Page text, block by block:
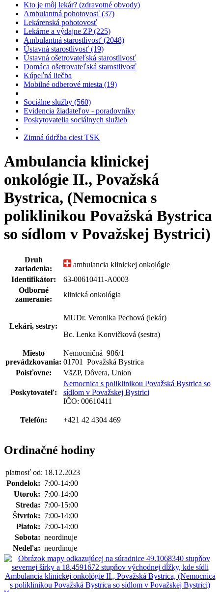
Kto je môj lekár? (zdravotné obvody)
Ambulantná pohotovosť (37)
Lekárenská pohotovosť
Lekárne a výdajne ZP (225)
Ambulantná starostlivosť (2048)
Ústavná starostlivosť (19)
Ústavná ošetrovateľská starostlivosť
Domáca ošetrovateľská starostlivosť
Kúpeľná liečba
Mobilné odberové miesta (19)
Sociálne služby (560)
Evidencia žiadateľov - poradovníky
Poskytovatelia sociálnych služieb
Zimná údržba ciest TSK
Ambulancia klinickej
onkológie II., Považská
Bystrica, (Nemocnica s
poliklinikou Považská Bystrica
so sídlom v Považskej Bystrici)
Druh
zariadenia:
ambulancia klinickej onkológie
Identifikátor:
63-00610411-A0003
Odborné
zameranie:
klinická onkológia
Lekári, sestry:
MUDr. Veronika Pechová (lekár)
Bc. Lenka Konvičková (sestra)
Miesto
prevádzkovania:
Nemocničná 986/1
01701 Považská Bystrica
Poisťovne:
VšZP, Dôvera, Union
Poskytovateľ:
Nemocnica s poliklinikou Považská Bystrica so
sídlom v Považskej Bystrici
IČO: 00610411
Telefón: +421 42 4304 469
Ordinačné hodiny
platnosť od: 18.12.2023
Pondelok: 7:00-14:00
Utorok: 7:00-14:00
Streda: 7:00-15:00
Štvrtok: 7:00-14:00
Piatok: 7:00-14:00
Sobota: neordinuje
Nedeľa: neordinuje